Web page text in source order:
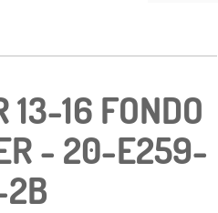
13-16 FONDO
- 20-E259-